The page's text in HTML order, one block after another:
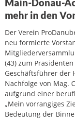
mehr in den
Der Verein
neu formierte
(43) zum
Geschäftsführer der
Nachfolge von Mag.
aufgrund einer
„Mein vorrangiges
Bedeutung der